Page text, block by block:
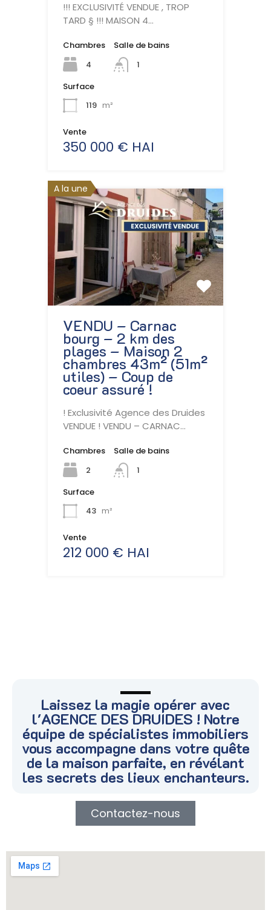
!!! EXCLUSIVITÉ VENDUE , TROP
TARD § !!! MAISON 4…
Chambres
4
Salle de bains
1
Surface
119 m²
Vente
350 000 € HAI
A la une
VENDU – Carnac
bourg – 2 km des
plages – Maison 2
chambres 43m² (51m²
utiles) – Coup de
coeur assuré !
! Exclusivité Agence des Druides
VENDUE ! VENDU – CARNAC…
Chambres
2
Salle de bains
1
Surface
43 m²
Vente
212 000 € HAI
Laissez la magie opérer avec
l'AGENCE DES DRUIDES ! Notre
équipe de spécialistes immobiliers
vous accompagne dans votre quête
de la maison parfaite, en révélant
les secrets des lieux enchanteurs.
Contactez-nous